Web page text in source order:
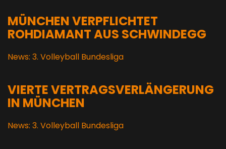
MÜNCHEN VERPFLICHTET
ROHDIAMANT AUS SCHWINDEGG
News: 3. Volleyball Bundesliga
VIERTE VERTRAGSVERLÄNGERUNG
IN MÜNCHEN
News: 3. Volleyball Bundesliga